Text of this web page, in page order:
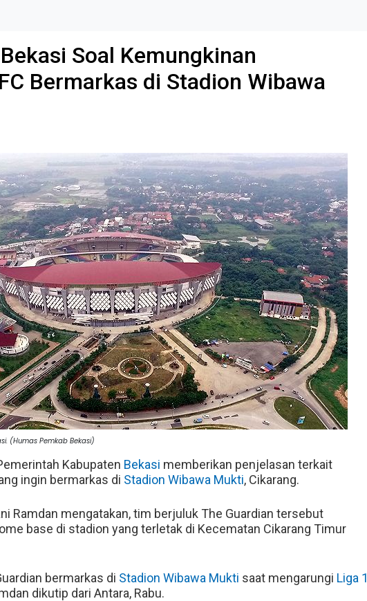
Soal Kemungkinan
Bermarkas di Stadion Wibawa
(Humas Pemkab Bekasi)
Kabupaten Bekasi memberikan penjelasan terkait
ingin bermarkas di Stadion Wibawa Mukti, Cikarang.
Ramdan mengatakan, tim berjuluk The Guardian tersebut
base di stadion yang terletak di Kecematan Cikarang Timur
bermarkas di Stadion Wibawa Mukti saat mengarungi Liga 1
dikutip dari Antara, Rabu.